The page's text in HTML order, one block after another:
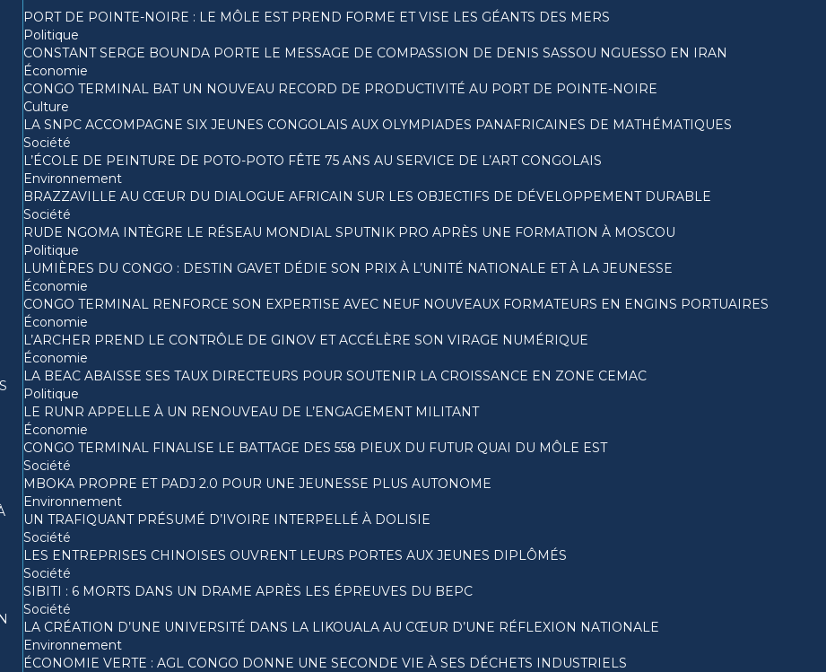
PORT DE POINTE-NOIRE : LE MÔLE EST PREND FORME ET VISE LES GÉANTS DES MERS
Politique
CONSTANT SERGE BOUNDA PORTE LE MESSAGE DE COMPASSION DE DENIS SASSOU NGUESSO EN IRAN
Économie
CONGO TERMINAL BAT UN NOUVEAU RECORD DE PRODUCTIVITÉ AU PORT DE POINTE-NOIRE
Culture
LA SNPC ACCOMPAGNE SIX JEUNES CONGOLAIS AUX OLYMPIADES PANAFRICAINES DE MATHÉMATIQUES
Société
L’ÉCOLE DE PEINTURE DE POTO-POTO FÊTE 75 ANS AU SERVICE DE L’ART CONGOLAIS
Environnement
BRAZZAVILLE AU CŒUR DU DIALOGUE AFRICAIN SUR LES OBJECTIFS DE DÉVELOPPEMENT DURABLE
Société
RUDE NGOMA INTÈGRE LE RÉSEAU MONDIAL SPUTNIK PRO APRÈS UNE FORMATION À MOSCOU
Politique
LUMIÈRES DU CONGO : DESTIN GAVET DÉDIE SON PRIX À L’UNITÉ NATIONALE ET À LA JEUNESSE
Économie
CONGO TERMINAL RENFORCE SON EXPERTISE AVEC NEUF NOUVEAUX FORMATEURS EN ENGINS PORTUAIRES
Économie
L’ARCHER PREND LE CONTRÔLE DE GINOV ET ACCÉLÈRE SON VIRAGE NUMÉRIQUE
Économie
LA BEAC ABAISSE SES TAUX DIRECTEURS POUR SOUTENIR LA CROISSANCE EN ZONE CEMAC
Politique
LE RUNR APPELLE À UN RENOUVEAU DE L’ENGAGEMENT MILITANT
Économie
CONGO TERMINAL FINALISE LE BATTAGE DES 558 PIEUX DU FUTUR QUAI DU MÔLE EST
Société
MBOKA PROPRE ET PADJ 2.0 POUR UNE JEUNESSE PLUS AUTONOME
Environnement
UN TRAFIQUANT PRÉSUMÉ D’IVOIRE INTERPELLÉ À DOLISIE
Société
LES ENTREPRISES CHINOISES OUVRENT LEURS PORTES AUX JEUNES DIPLÔMÉS
Société
SIBITI : 6 MORTS DANS UN DRAME APRÈS LES ÉPREUVES DU BEPC
Société
LA CRÉATION D’UNE UNIVERSITÉ DANS LA LIKOUALA AU CŒUR D’UNE RÉFLEXION NATIONALE
Environnement
ÉCONOMIE VERTE : AGL CONGO DONNE UNE SECONDE VIE À SES DÉCHETS INDUSTRIELS